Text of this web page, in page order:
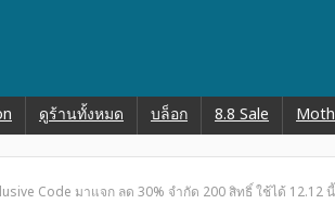
ดูร้านทั้งหมด บล็อก 8.8 Sale
Code มาแจก ลด 30% จำกัด 200 สิทธิ์ ใช้ได้ 12.12